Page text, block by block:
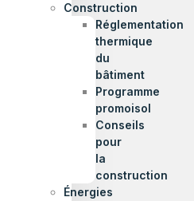
Construction
Réglementation
thermique
du
bâtiment
Programme
promoisol
Conseils
pour
la
construction
Énergies